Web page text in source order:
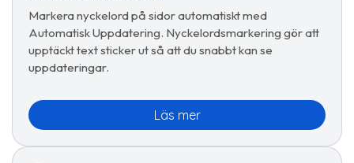
Markera nyckelord på sidor automatiskt med
Automatisk Uppdatering. Nyckelordsmarkering gör att
upptäckt text sticker ut så att du snabbt kan se
uppdateringar.
Läs mer